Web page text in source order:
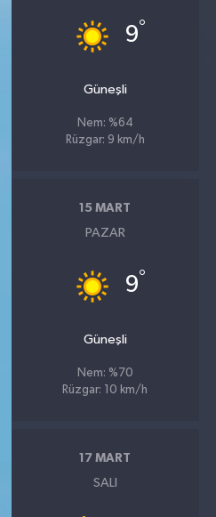
9°
Güneşli
Nem: %64
Rüzgar: 9 km/h
15 MART
PAZAR
9°
Güneşli
Nem: %70
Rüzgar: 10 km/h
17 MART
SALI